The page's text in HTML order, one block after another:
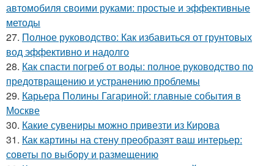
автомобиля своими руками: простые и эффективные
методы
27. Полное руководство: Как избавиться от грунтовых
вод эффективно и надолго
28. Как спасти погреб от воды: полное руководство по
предотвращению и устранению проблемы
29. Карьера Полины Гагариной: главные события в
Москве
30. Какие сувениры можно привезти из Кирова
31. Как картины на стену преобразят ваш интерьер:
советы по выбору и размещению